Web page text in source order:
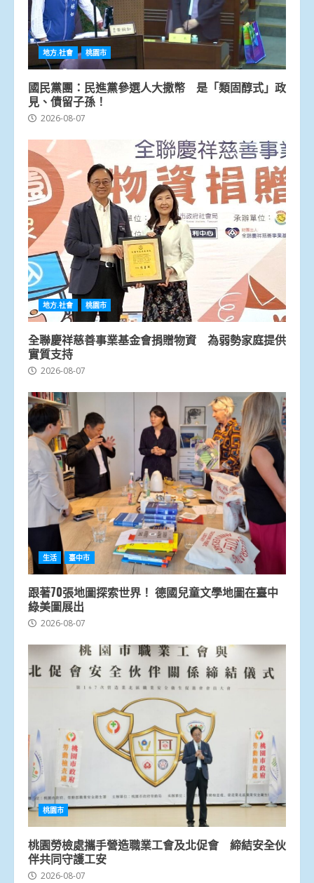
地方.社會 桃園市
國民黨團：民進黨參選人大撒幣 是「類固醇式」政
見、債留子孫！
2026-08-07
地方.社會 桃園市
全聯慶祥慈善事業基金會捐贈物資 為弱勢家庭提供
實質支持
2026-08-07
生活 臺中市
跟著70張地圖探索世界！ 德國兒童文學地圖在臺中
綠美圖展出
2026-08-07
桃園市
桃園勞檢處攜手營造職業工會及北促會 締結安全伙
伴共同守護工安
2026-08-07